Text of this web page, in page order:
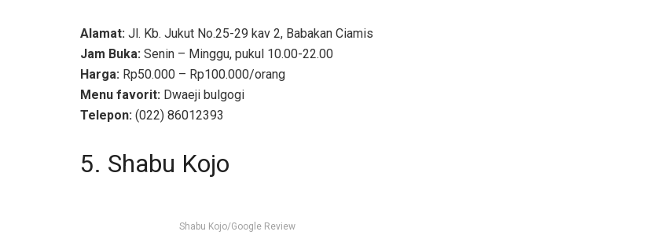
Alamat: Jl. Kb. Jukut No.25-29 kav 2, Babakan Ciamis
Jam Buka: Senin – Minggu, pukul 10.00-22.00
Harga: Rp50.000 – Rp100.000/orang
Menu favorit: Dwaeji bulgogi
Telepon: (022) 86012393
5. Shabu Kojo
Shabu Kojo/Google Review